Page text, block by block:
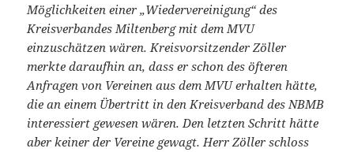
Möglichkeiten einer „Wiedervereinigung“ des
Kreisverbandes Miltenberg mit dem MVU
einzuschätzen wären. Kreisvorsitzender Zöller
merkte daraufhin an, dass er schon des öfteren
Anfragen von Vereinen aus dem MVU erhalten hätte,
die an einem Übertritt in den Kreisverband des NBMB
interessiert gewesen wären. Den letzten Schritt hätte
aber keiner der Vereine gewagt. Herr Zöller schloss